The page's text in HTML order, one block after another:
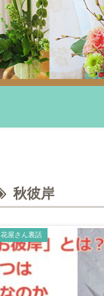
秋彼岸
花屋さん裏話